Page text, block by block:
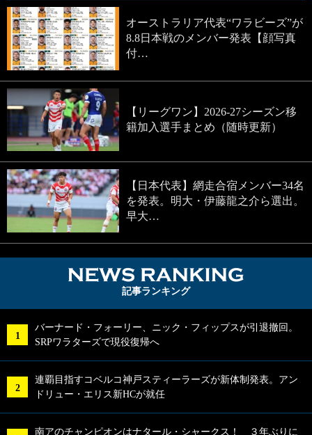
オーストラリア代表“ワラビーズ”が
8.8日本戦のメンバー発表【顔写真
付…
【リーグワン】2026-27シーズン移
籍加入選手まとめ（随時更新）
【日本代表】網走合宿メンバー34名
を発表。明大・伊藤龍之介ら選出。
早大…
記事ランキング
バーナード・フォーリー、ニック・フィップスが引退撤回。
SRPワラターズで現役復帰へ
連覇目指すコベルコ神戸スティーラーズが新体制発表。アン
ドリュー・エリス新HCが就任
南アのチャンピオンはナタール・シャークス！ ３年ぶりに